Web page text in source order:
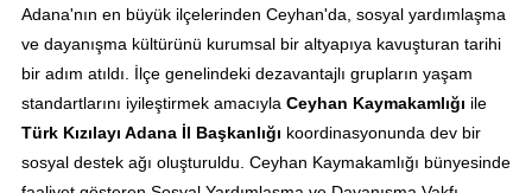
Adana'nın en büyük ilçelerinden Ceyhan'da, sosyal yardımlaşma
ve dayanışma kültürünü kurumsal bir altyapıya kavuşturan tarihi
bir adım atıldı. İlçe genelindeki dezavantajlı grupların yaşam
standartlarını iyileştirmek amacıyla Ceyhan Kaymakamlığı ile
Türk Kızılayı Adana İl Başkanlığı koordinasyonunda dev bir
sosyal destek ağı oluşturuldu. Ceyhan Kaymakamlığı bünyesinde